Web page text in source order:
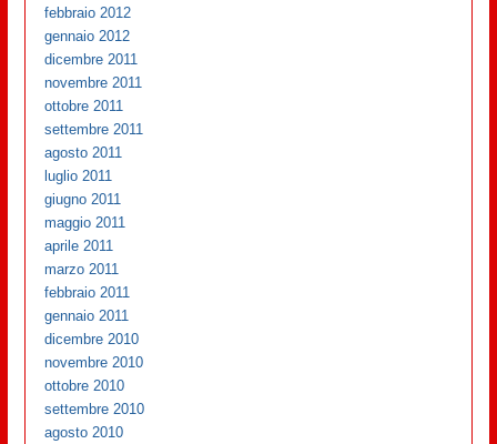
febbraio 2012
gennaio 2012
dicembre 2011
novembre 2011
ottobre 2011
settembre 2011
agosto 2011
luglio 2011
giugno 2011
maggio 2011
aprile 2011
marzo 2011
febbraio 2011
gennaio 2011
dicembre 2010
novembre 2010
ottobre 2010
settembre 2010
agosto 2010